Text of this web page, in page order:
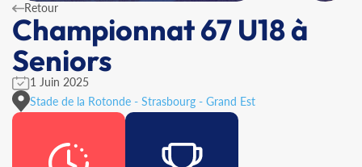
Retour
Championnat 67 U18 à
Seniors
1 Juin 2025
Stade de la Rotonde - Strasbourg - Grand Est